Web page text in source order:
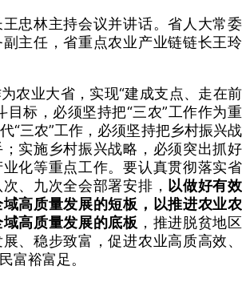
忠林主持会议并讲话。省人大常委
主任，省重点农业产业链链长王玲
农业大省，实现“建成支点、走在前
目标，必须坚持把“三农”工作作为重
“三农”工作，必须坚持把乡村振兴战
实施乡村振兴战略，必须突出抓好
化等重点工作。要认真贯彻落实省
、九次全会部署安排， 以做好有效
高质量发展的短板，以推进农业农
高质量发展的底板 ，推进脱贫地区
、稳步致富，促进农业高质高效、
富裕富足。